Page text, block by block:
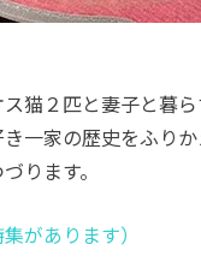
猫２匹と妻子と暮
一家の歴史をふり
ります。
があります）